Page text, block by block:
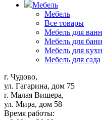
Мебель
Мебель
Все товары
Мебель для
Мебель для бани
Мебель для
Мебель для сада
г. Чудово,
ул. Гагарина, дом 75
г. Малая Вишера,
ул. Мира, дом 58
Время работы: